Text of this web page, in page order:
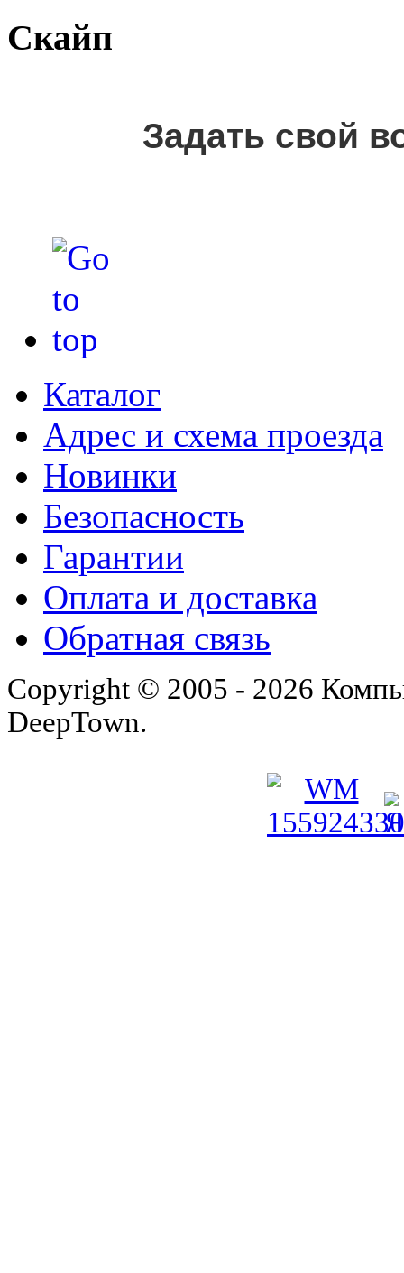
Скайп
Задать свой
Каталог
Адрес и схема проезда
Новинки
Безопасность
Гарантии
Оплата и доставка
Обратная связь
Copyright © 2005 - 2026
DeepTown.